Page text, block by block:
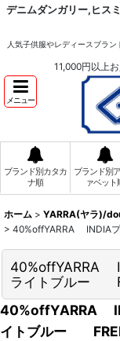
デニムダンガリー,ヒス
人気子供服やレディースブラ
11,000円以上
メニュー
ブランド別カタカ
ナ順
ブランド別
ァベット
ホーム > YARRA(ヤラ)/
> 40%offYARRA
40%offYARRA
ライトブルー
40%offYARRA
イトブルー